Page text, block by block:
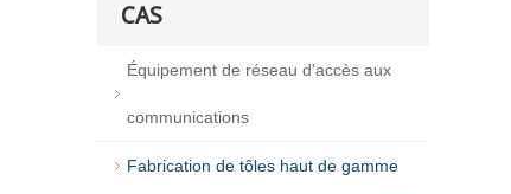
CAS
Équipement de réseau d'accès aux
communications
Fabrication de tôles haut de gamme